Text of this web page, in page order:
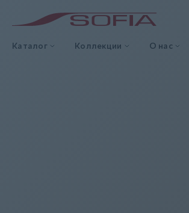
Каталог Коллекции О нас